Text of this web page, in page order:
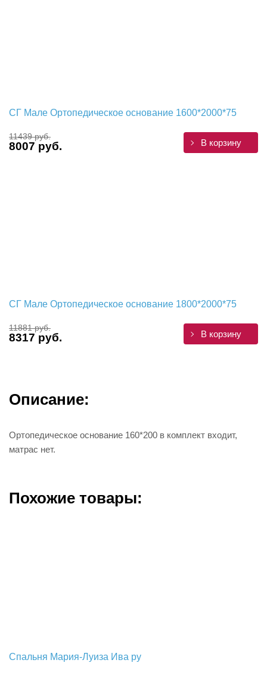
СГ Мале Ортопедическое основание 1600*2000*75
11439 руб.
8007 руб. В корзину
СГ Мале Ортопедическое основание 1800*2000*75
11881 руб.
8317 руб. В корзину
Описание:
Ортопедическое основание 160*200 в комплект входит,
матрас нет.
Похожие товары:
Спальня Мария-Луиза Ива ру